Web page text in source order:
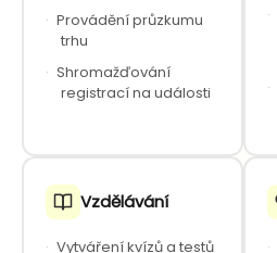
· Provádění průzkumu
trhu
· Shromažďování
registrací na události
·
·
Vzdělávání
· Vytváření kvízů a testů
·